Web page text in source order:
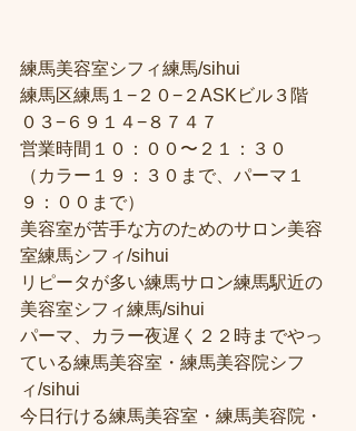
練馬美容室シフィ練馬/sihui
練馬区練馬１−２０−２ASKビル３階
０３−６９１４−８７４７
営業時間１０：００〜２１：３０
（カラー１９：３０まで、パーマ１
９：００まで）
美容室が苦手な方のためのサロン美容
室練馬シフィ/sihui
リピータが多い練馬サロン練馬駅近の
美容室シフィ練馬/sihui
パーマ、カラー夜遅く２２時までやっ
ている練馬美容室・練馬美容院シフ
ィ/sihui
今日行ける練馬美容室・練馬美容院・